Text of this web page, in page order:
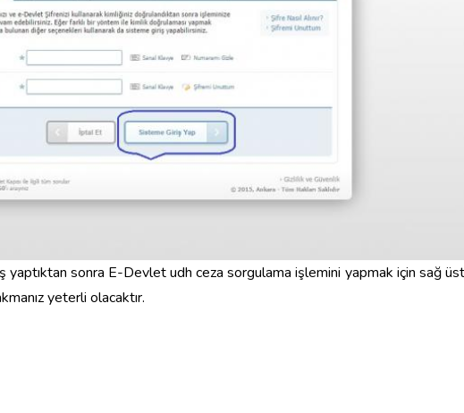
yaptıktan sonra E-Devlet udh ceza sorgulama işlemini yapmak için sağ üst
yeterli olacaktır.